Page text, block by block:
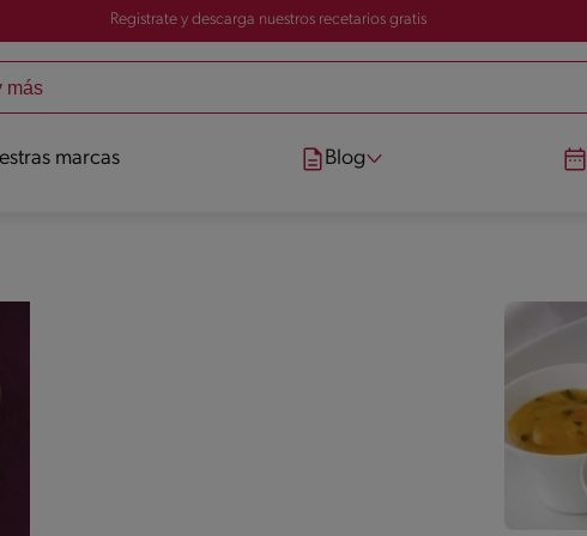
Registrate y descarga nuestros recetarios gratis
marcas Blog